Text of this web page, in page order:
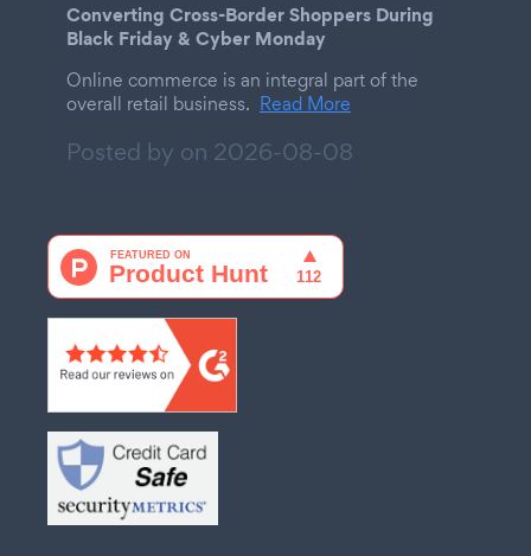
Converting Cross-Border Shoppers During
Black Friday & Cyber Monday
Online commerce is an integral part of the
overall retail business. Read More
Posted by on 2026-08-08